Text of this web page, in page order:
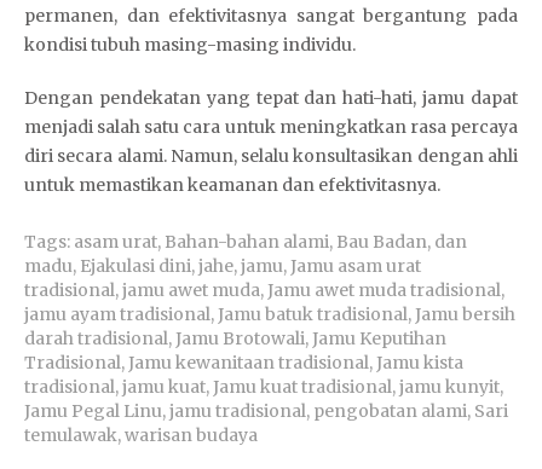
permanen, dan efektivitasnya sangat bergantung pada
kondisi tubuh masing-masing individu.
Dengan pendekatan yang tepat dan hati-hati, jamu dapat
menjadi salah satu cara untuk meningkatkan rasa percaya
diri secara alami. Namun, selalu konsultasikan dengan ahli
untuk memastikan keamanan dan efektivitasnya.
Tags: asam urat, Bahan-bahan alami, Bau Badan, dan
madu, Ejakulasi dini,jahe,jamu,Jamu asam urat
tradisional,jamu awet muda,Jamu awet muda tradisional,
jamu ayam tradisional,Jamu batuk tradisional,Jamu bersih
darah tradisional,Jamu Brotowali,Jamu Keputihan
Tradisional,Jamu kewanitaan tradisional,Jamu kista
tradisional,jamu kuat,Jamu kuat tradisional,jamu kunyit,
Jamu Pegal Linu,jamu tradisional, pengobatan alami, Sari
temulawak,warisan budaya